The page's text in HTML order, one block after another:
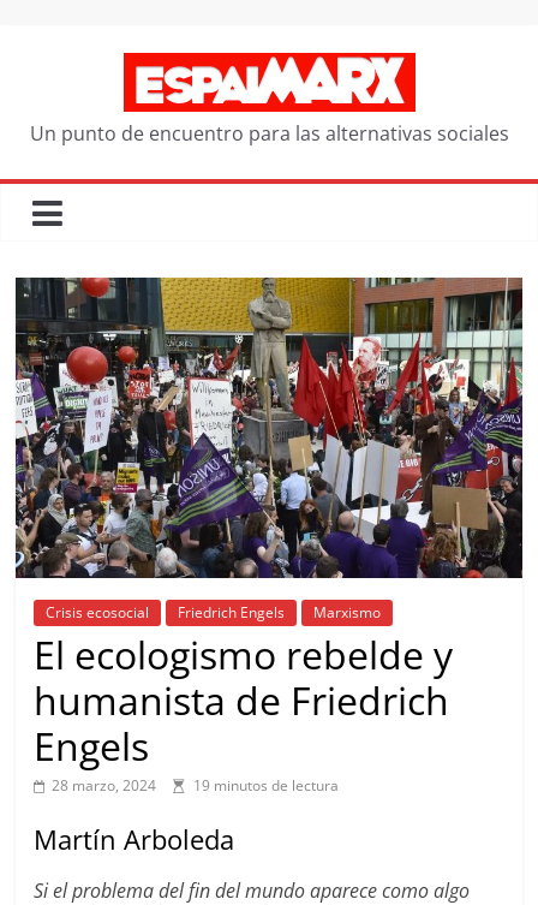
Un punto de encuentro para las alternativas sociales
Crisis ecosocial Friedrich Engels Marxismo
El ecologismo rebelde y
humanista de Friedrich
Engels
28 marzo, 2024 19 minutos de lectura
Martín Arboleda
Si el problema del fin del mundo aparece como algo